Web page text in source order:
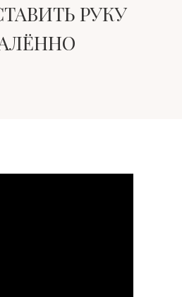
РУКУ